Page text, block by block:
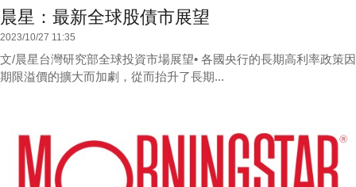
晨星：最新全球股債市展望
2023/10/27 11:35
文/晨星台灣研究部全球投資市場展望• 各國央行的長期高利率政策因
期限溢價的擴大而加劇，從而抬升了長期...